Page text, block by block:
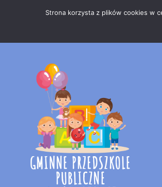
Strona korzysta z plików cookies w